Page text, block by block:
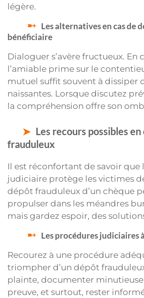
légère.
Les alternatives en cas de
bénéficiaire
Dialoguer s’avère fructueux. En
l’amiable prime sur le
mutuel suffit souvent à dissiper
naissantes. Lorsque discutez
la compréhension offre son
Les recours possibles en
frauduleux
Il est réconfortant de savoir que
judiciaire protège les victimes
dépôt frauduleux d’un chèque
propulser dans les méandres
mais gardez espoir, des
Les procédures judiciaires
Recourez à une procédure
triompher d’un dépôt
plainte, documenter
preuve, et surtout, rester